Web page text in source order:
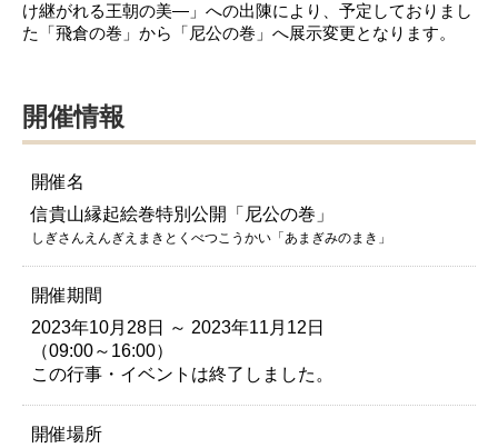
け継がれる王朝の美―」への出陳により、予定しておりまし
た「飛倉の巻」から「尼公の巻」へ展示変更となります。
開催情報
開催名
信貴山縁起絵巻特別公開「尼公の巻」
しぎさんえんぎえまきとくべつこうかい「あまぎみのまき」
開催期間
2023年10月28日 ～ 2023年11月12日
（09:00～16:00）
この行事・イベントは終了しました。
開催場所